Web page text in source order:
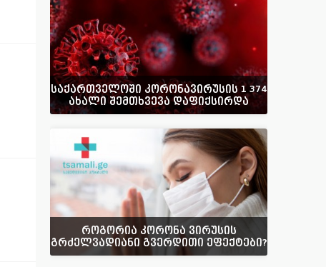
საქართველოში კორონავირუსის 1 374
ახალი შემთხვევა დაფიქსირდა
როგორია კორონა ვირუსის
გრძელვადიანი გვერდითი ეფექტები?